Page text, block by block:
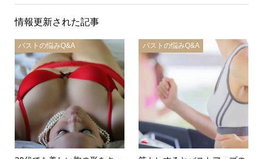
情報更新された記事
バストの悩みQ&A バストの悩みQ&A